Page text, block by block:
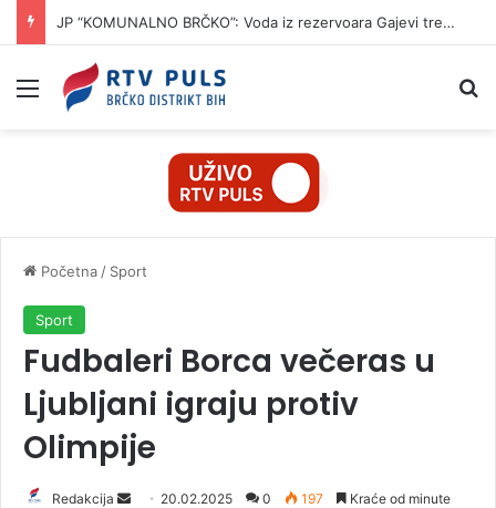
JP “KOMUNALNO BRČKO”: Voda iz rezervoara Gajevi trenutno nije za piće
Izbornik
Početna / Sport
Sport
Fudbaleri Borca večeras u
Ljubljani igraju protiv
Olimpije
Redakcija 20.02.2025 0 197 Kraće od minute